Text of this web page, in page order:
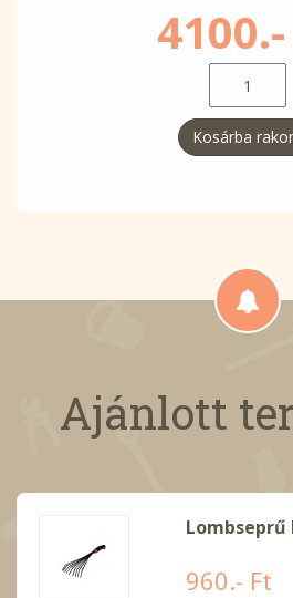
Kosárba
Ajánlott
Lombseprű
960.- Ft